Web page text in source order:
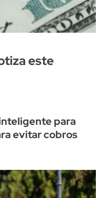
este
para
evitar cobros